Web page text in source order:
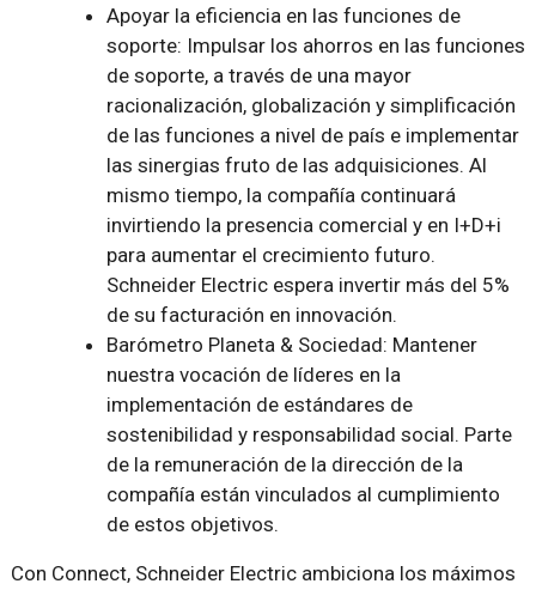
Apoyar la eficiencia en las funciones de
soporte: Impulsar los ahorros en las funciones
de soporte, a través de una mayor
racionalización, globalización y simplificación
de las funciones a nivel de país e implementar
las sinergias fruto de las adquisiciones. Al
mismo tiempo, la compañía continuará
invirtiendo la presencia comercial y en I+D+i
para aumentar el crecimiento futuro.
Schneider Electric espera invertir más del 5%
de su facturación en innovación.
Barómetro Planeta & Sociedad: Mantener
nuestra vocación de líderes en la
implementación de estándares de
sostenibilidad y responsabilidad social. Parte
de la remuneración de la dirección de la
compañía están vinculados al cumplimiento
de estos objetivos.
Con Connect, Schneider Electric ambiciona los máximos